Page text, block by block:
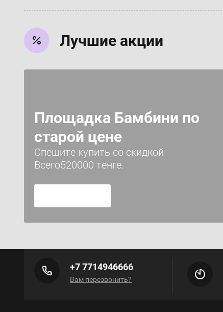
Лучшие акции
Площадка Бамбини по
старой цене
Спешите купить со скидкой
Всего520000 тенге.
+7 7714946666
Вам перезвонить?